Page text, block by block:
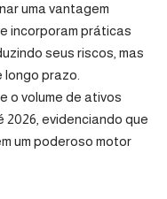
uma vantagem
incorporam práticas
seus riscos, mas
prazo.
o volume de ativos
2026, evidenciando que
um poderoso motor